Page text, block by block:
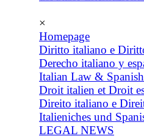
×
Homepage
Diritto italiano e
Derecho italiano y
Italian Law &
Droit italien et Droit
Direito italiano e
Italieniches und
LEGAL NEWS